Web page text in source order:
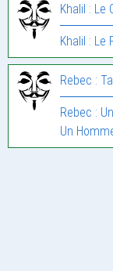
Khalil : Le
Khalil : Le
Rebec :
Rebec :
Un